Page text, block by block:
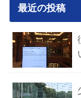
最近の投稿